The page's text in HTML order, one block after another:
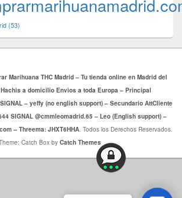
(53)
Marihuana THC Madrid – Tu tienda online en Madrid del
a domicilio Envios a toda Europa – Principal
– yeffy (no english support) – Secundario AttCliente
SIGNAL @cmmleomadrid.65 – Leo (English support) –
– Threema: JHXT6HHA. Todos los Derechos Reservados.
Catch Box by Catch Themes